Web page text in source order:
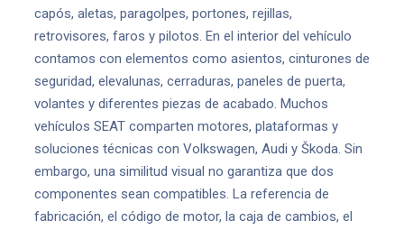
capós, aletas, paragolpes, portones, rejillas,
retrovisores, faros y pilotos. En el interior del vehículo
contamos con elementos como asientos, cinturones de
seguridad, elevalunas, cerraduras, paneles de puerta,
volantes y diferentes piezas de acabado. Muchos
vehículos SEAT comparten motores, plataformas y
soluciones técnicas con Volkswagen, Audi y Škoda. Sin
embargo, una similitud visual no garantiza que dos
componentes sean compatibles. La referencia de
fabricación, el código de motor, la caja de cambios, el